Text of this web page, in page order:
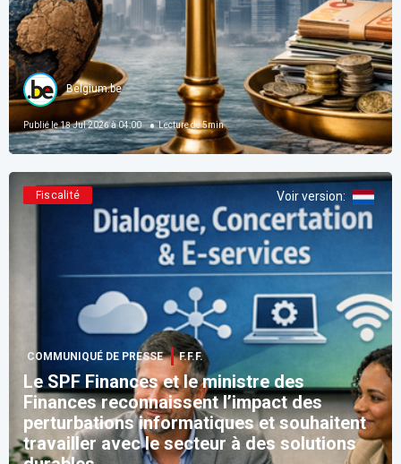
Belgium.be
Publié le18 Jul 2026 à 04:00 Lecture de 5min
Fiscalité Voir version:
COMMUNIQUÉ DE PRESSE F.F.F.
Le SPF Finances et le ministre des
Finances reconnaissent l’impact des
perturbations informatiques et souhaitent
travailler avec le secteur à des solutions